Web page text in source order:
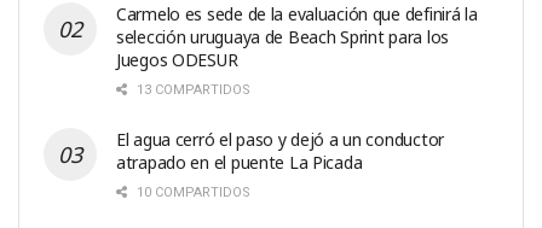
Carmelo es sede de la evaluación que definirá la
selección uruguaya de Beach Sprint para los
Juegos ODESUR
13 COMPARTIDOS
El agua cerró el paso y dejó a un conductor
atrapado en el puente La Picada
10 COMPARTIDOS